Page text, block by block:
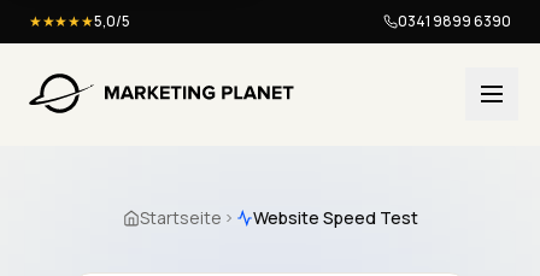
★★★★★5,0/5 0341 9899 6390
Startseite Website Speed Test